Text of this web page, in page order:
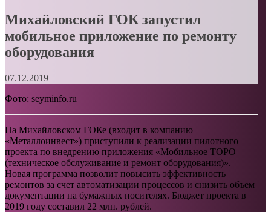
Михайловский ГОК запустил
мобильное приложение по ремонту
оборудования
07.12.2019
Фото: seyminfo.ru
На Михайловском ГОКе (входит в компанию
«Металлоинвест») приступили к реализации пилотного
проекта по внедрению приложения «Мобильное ТОРО
(техническое обслуживание и ремонт оборудования)».
Новая программа позволит повысить эффективность
ремонтов за счет автоматизации процессов и снизить объем
документации на бумажных носителях. Бюджет проекта в
2019 году составил 22 млн. рублей.